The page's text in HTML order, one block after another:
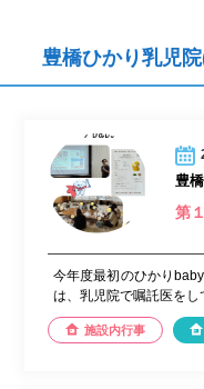
豊橋ひかり乳児
豊
第
今年度最初のひかり
は、乳児院で嘱託医をし
施設内行事